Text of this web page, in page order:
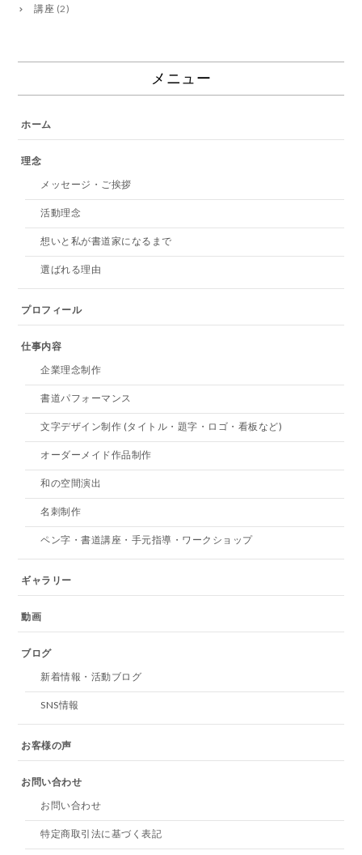
講座 (2)
メニュー
ホーム
理念
メッセージ・ご挨拶
活動理念
想いと私が書道家になるまで
選ばれる理由
プロフィール
仕事内容
企業理念制作
書道パフォーマンス
文字デザイン制作 (タイトル・題字・ロゴ・看板など)
オーダーメイド作品制作
和の空間演出
名刺制作
ペン字・書道講座・手元指導・ワークショップ
ギャラリー
動画
ブログ
新着情報・活動ブログ
SNS情報
お客様の声
お問い合わせ
お問い合わせ
特定商取引法に基づく表記